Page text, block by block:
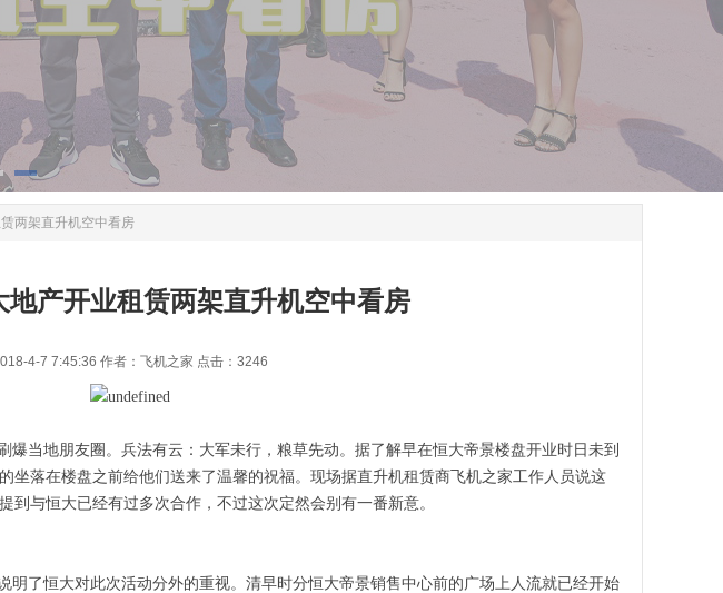
两架直升机空中看房
地产开业租赁两架直升机空中看房
4-7 7:45:36 作者：飞机之家 点击：3246
爆当地朋友圈。 兵法有云：大军未行，粮草先动。 据了解早在恒大帝景楼盘开业时日未到
坐落在楼盘之前给他们送来了温馨的祝福。现场据直升机租赁商飞机之家工作人员说这
到与恒大已经有过多次合作，不过这次定然会别有一番新意。
了恒大对此次活动分外的重视。清早时分恒大帝景销售中心前的广场上人流就已经开始